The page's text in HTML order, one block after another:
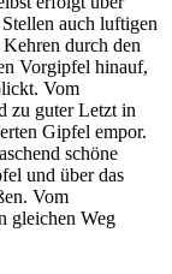
auch luftigen
durch den
Vorgipfel hinauf,
Vom
zu guter Letzt in
Gipfel empor.
schöne
und über das
Vom
gleichen Weg